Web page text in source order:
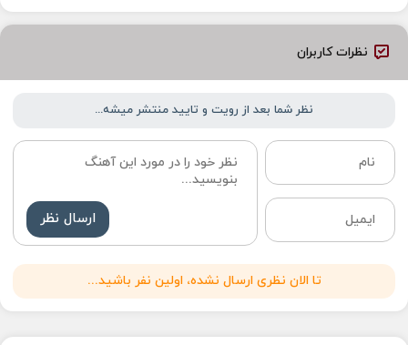
نظرات کاربران
نظر شما بعد از رویت و تایید منتشر میشه...
ارسال نظر
تا الان نظری ارسال نشده، اولین نفر باشید...